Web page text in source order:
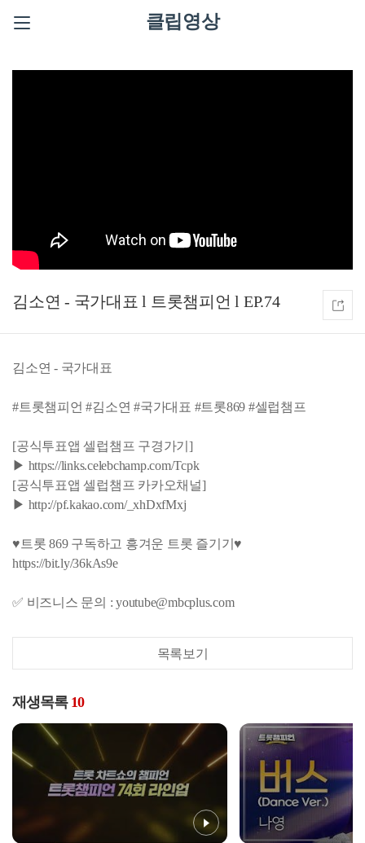
클립영상
김소연 - 국가대표 l 트롯챔피언 l EP.74
김소연 - 국가대표
#트롯챔피언 #김소연 #국가대표 #트롯869 #셀럽챔프
[공식투표앱 셀럽챔프 구경가기]
▶ https://links.celebchamp.com/Tcpk
[공식투표앱 셀럽챔프 카카오채널]
▶ http://pf.kakao.com/_xhDxfMxj
♥트롯 869 구독하고 흥겨운 트롯 즐기기♥
https://bit.ly/36kAs9e
✅ 비즈니스 문의 : youtube@mbcplus.com
목록보기
재생목록 10